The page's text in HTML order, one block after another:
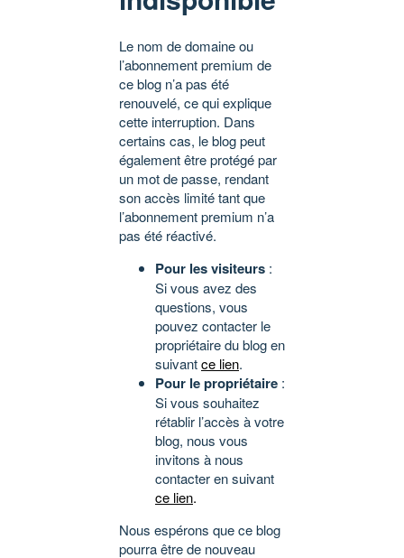
Le nom de domaine ou
l’abonnement premium de
ce blog n’a pas été
renouvelé, ce qui explique
cette interruption. Dans
certains cas, le blog peut
également être protégé par
un mot de passe, rendant
son accès limité tant que
l’abonnement premium n’a
pas été réactivé.
Pour les visiteurs :
Si vous avez des
questions, vous
pouvez contacter le
propriétaire du blog en
suivantce lien.
Pour le propriétaire :
Si vous souhaitez
rétablir l’accès à votre
blog, nous vous
invitons à nous
contacter en suivant
ce lien.
Nous espérons que ce blog
pourra être de nouveau